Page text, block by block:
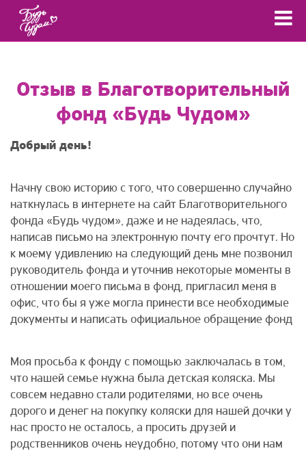
Отзыв в Благотворительный
фонд «Будь Чудом»
Добрый день!
Начну свою историю с того, что совершенно случайно
наткнулась в интернете на сайт Благотворительного
фонда «Будь чудом», даже и не надеялась, что,
написав письмо на электронную почту его прочтут. Но
к моему удивлению на следующий день мне позвонил
руководитель фонда и уточнив некоторые моменты в
отношении моего письма в фонд, пригласил меня в
офис, что бы я уже могла принести все необходимые
документы и написать официальное обращение фонд
Моя просьба к фонду с помощью заключалась в том,
что нашей семье нужна была детская коляска. Мы
совсем недавно стали родителями, но все очень
дорого и денег на покупку коляски для нашей дочки у
нас просто не осталось, а просить друзей и
родственников очень неудобно, потому что они нам